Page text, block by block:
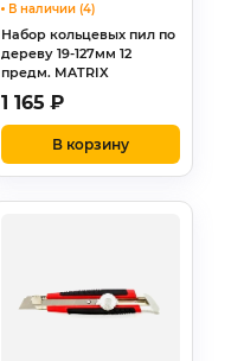
В наличии (4)
Набор кольцевых пил по
дереву 19-127мм 12
предм. MATRIX
1 165 ₽
В корзину